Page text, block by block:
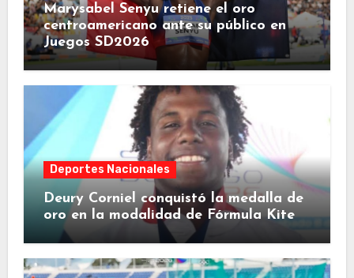
Marysabel Senyu retiene el oro
centroamericano ante su público en
Juegos SD2026
Deportes Nacionales
Deury Corniel conquistó la medalla de
oro en la modalidad de Fórmula Kite